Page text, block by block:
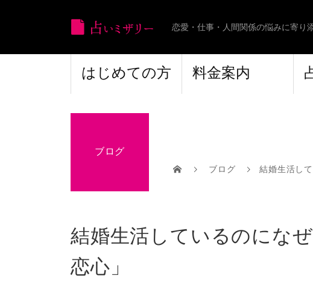
恋愛・仕事・人間関係の悩みに寄り
はじめての方 料金案内
ブログ
ブログ 結婚生活し
結婚生活しているのにな
恋心」